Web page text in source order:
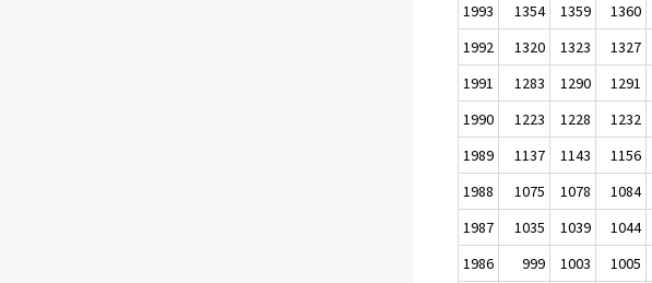
1993
1354 1359 1360
1992
1320 1323 1327
1991
1283 1290 1291
1990
1223 1228 1232
1989
1137 1143 1156
1988
1075 1078 1084
1987
1035 1039 1044
1986
999 1003 1005